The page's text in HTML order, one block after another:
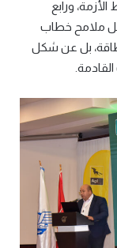
ورابع
ملامح خطاب
بل عن شكل